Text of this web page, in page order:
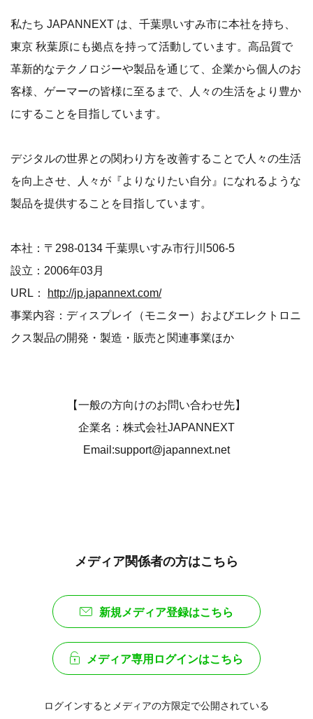
私たち JAPANNEXT は、千葉県いすみ市に本社を持ち、
東京 秋葉原にも拠点を持って活動しています。高品質で
革新的なテクノロジーや製品を通じて、企業から個人のお
客様、ゲーマーの皆様に至るまで、人々の生活をより豊か
にすることを目指しています。
デジタルの世界との関わり方を改善することで人々の生活
を向上させ、人々が『よりなりたい自分』になれるような
製品を提供することを目指しています。
本社：〒298-0134 千葉県いすみ市行川506-5
設立：2006年03月
URL：
http://jp.japannext.com/
事業内容：ディスプレイ（モニター）およびエレクトロニ
クス製品の開発・製造・販売と関連事業ほか
【一般の方向けのお問い合わせ先】
企業名：株式会社JAPANNEXT
Email:support@japannext.net
メディア関係者の方はこちら
新規メディア登録はこちら
メディア専用ログインはこちら
ログインするとメディアの方限定で公開されている